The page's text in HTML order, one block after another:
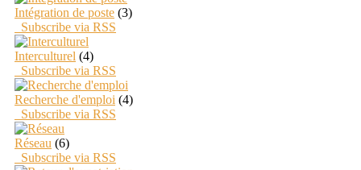
Intégration de poste (3)
Subscribe via RSS
Interculturel (4)
Subscribe via RSS
Recherche d'emploi (4)
Subscribe via RSS
Réseau (6)
Subscribe via RSS